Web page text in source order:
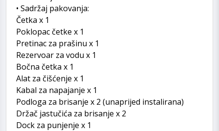
• Sadržaj pakovanja:
Četka x 1
Poklopac četke x 1
Pretinac za prašinu x 1
Rezervoar za vodu x 1
Bočna četka x 1
Alat za čišćenje x 1
Kabal za napajanje x 1
Podloga za brisanje x 2 (unaprijed instalirana)
Držač jastučića za brisanje x 2
Dock za punjenje x 1